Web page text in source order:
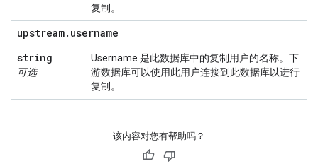
复制。
upstream. username
string
可选
Username 是此数据库中的复制用户的名称。下
游数据库可以使用此用户连接到此数据库以进行
复制。
该内容对您有帮助吗？